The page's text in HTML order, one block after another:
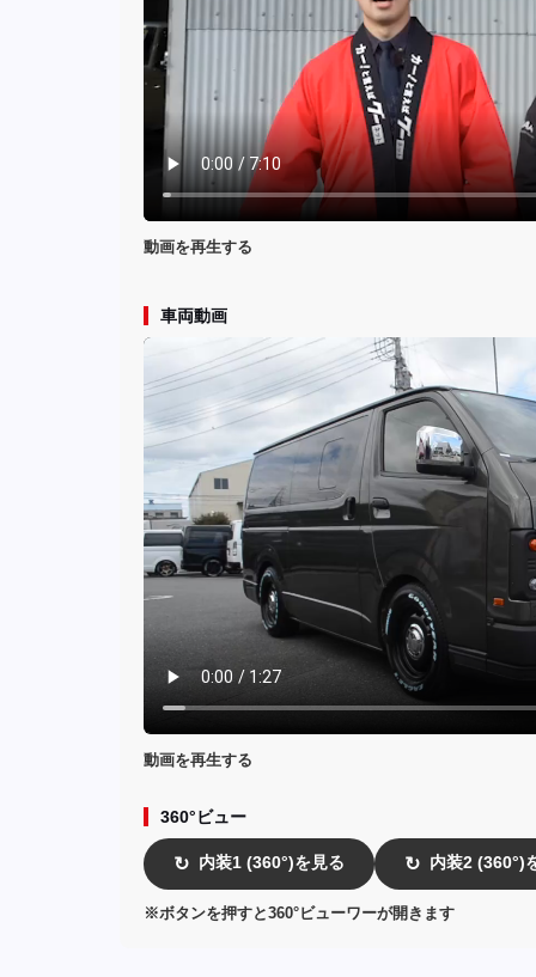
動画を再生する
車両動画
動画を再生する
360°ビュー
↻ 内装1 (360°)を見る ↻ 内装2 (360°)
※ボタンを押すと360°ビューワーが開きます